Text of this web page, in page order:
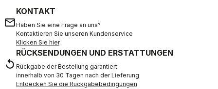
email
KONTAKT
Haben Sie eine Frage an uns?
Kontaktieren Sie unseren Kundenservice
Klicken Sie hier.
replay
RÜCKSENDUNGEN UND ERSTATTUNGEN
Rückgabe der Bestellung garantiert
innerhalb von 30 Tagen nach der Lieferung
Entdecken Sie die Rückgabebedingungen